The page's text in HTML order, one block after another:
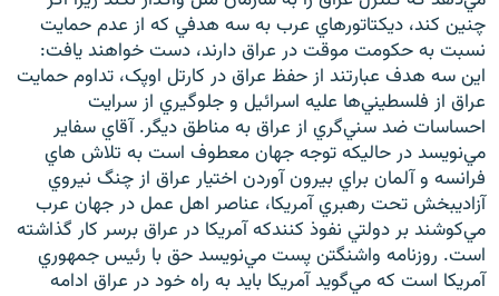
چنين کند، ديکتاتورهاي عرب به سه هدفي که از عدم حمايت
نسبت به حکومت موقت در عراق دارند، دست خواهند يافت:
اين سه هدف عبارتند از حفظ عراق در کارتل اوپک، تداوم حمايت
عراق از فلسطيني‌ها عليه اسرائيل و جلوگيري از سرايت
احساسات ضد سني‌گري از عراق به مناطق ديگر. آقاي سفاير
مي‌نويسد در حاليکه توجه جهان معطوف است به تلاش هاي
فرانسه و آلمان براي بيرون آوردن اختيار عراق از چنگ نيروي
آزاديبخش تحت رهبري آمريکا، عناصر اهل عمل در جهان عرب
مي‌کوشند بر دولتي نفوذ کنندکه آمريکا در عراق برسر کار گذاشته
است. روزنامه واشنگتن پست مي‌نويسد حق با رئيس جمهوري
آمريکا است که مي‌گويد آمريکا بايد به راه خود در عراق ادامه